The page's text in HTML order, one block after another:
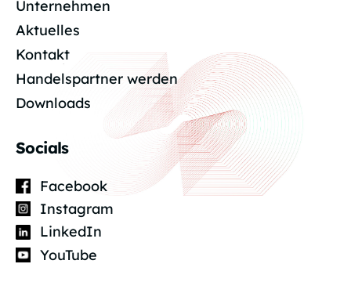
Unternehmen
Aktuelles
Kontakt
Handelspartner werden
Downloads
Socials
Facebook
Instagram
LinkedIn
YouTube